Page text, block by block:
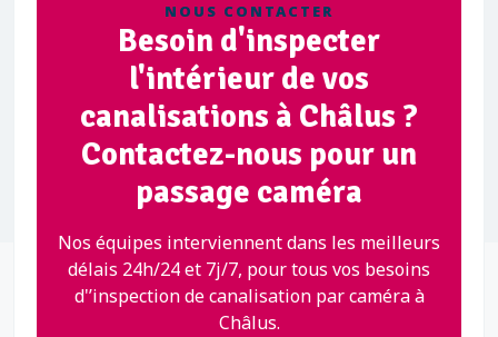
NOUS CONTACTER
Besoin d'inspecter
l'intérieur de vos
canalisations à Châlus ?
Contactez-nous pour un
passage caméra
Nos équipes interviennent dans les meilleurs
délais 24h/24 et 7j/7, pour tous vos besoins
d'’inspection de canalisation par caméra à
Châlus.